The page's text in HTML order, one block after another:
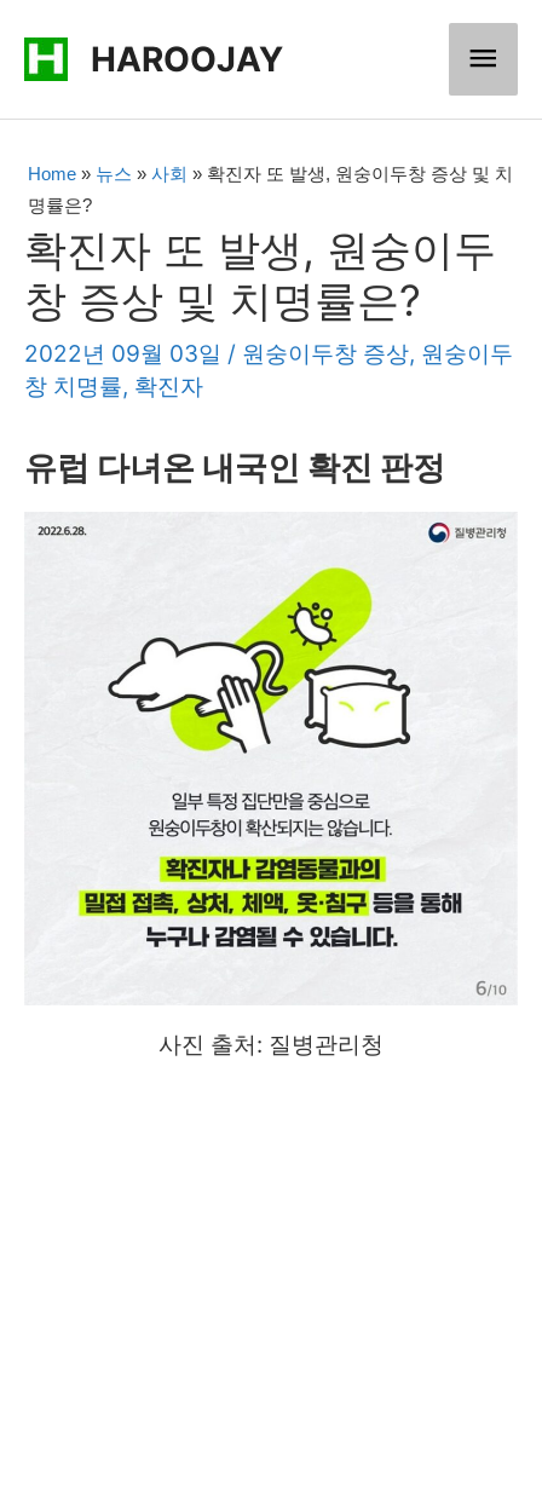
HAROOJAY
메
인
메
뉴
Home » 뉴스 » 사회 » 확진자 또 발생, 원숭이두창 증상 및 치
명률은?
확진자 또 발생, 원숭이두
창 증상 및 치명률은?
2022년 09월 03일 / 원숭이두창 증상, 원숭이두
창 치명률, 확진자
유럽 다녀온 내국인 확진 판정
사진 출처: 질병관리청